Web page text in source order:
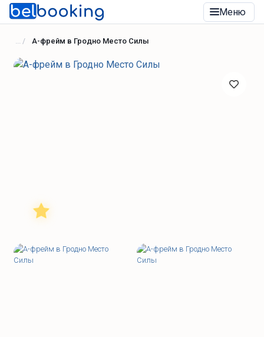
Меню
A-фрейм в Гродно Место Силы